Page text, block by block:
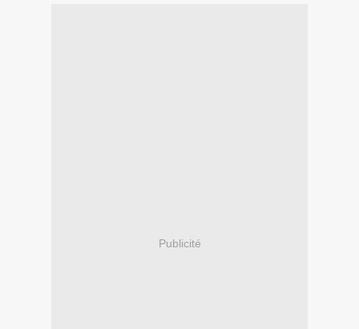
Publicité